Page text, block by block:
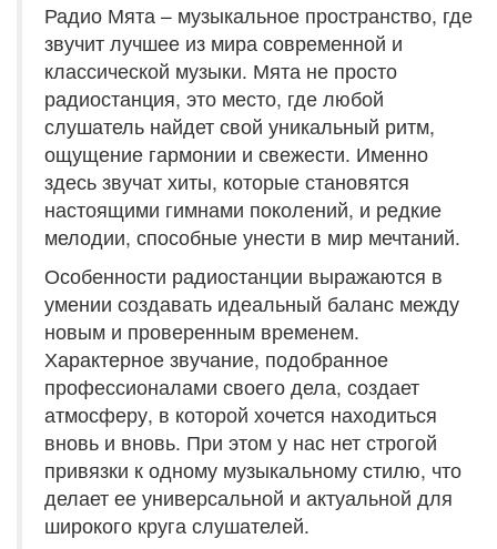
Радио Мята – музыкальное пространство, где
звучит лучшее из мира современной и
классической музыки. Мята не просто
радиостанция, это место, где любой
слушатель найдет свой уникальный ритм,
ощущение гармонии и свежести. Именно
здесь звучат хиты, которые становятся
настоящими гимнами поколений, и редкие
мелодии, способные унести в мир мечтаний.
Особенности радиостанции выражаются в
умении создавать идеальный баланс между
новым и проверенным временем.
Характерное звучание, подобранное
профессионалами своего дела, создает
атмосферу, в которой хочется находиться
вновь и вновь. При этом у нас нет строгой
привязки к одному музыкальному стилю, что
делает ее универсальной и актуальной для
широкого круга слушателей.